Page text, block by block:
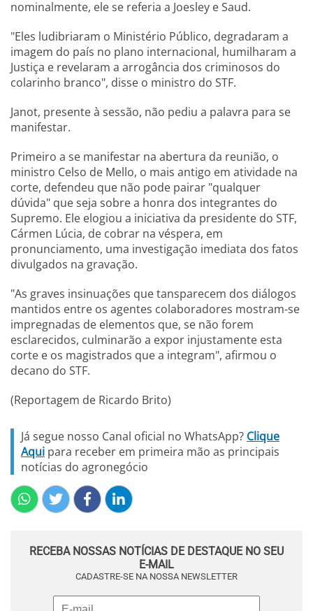
nominalmente, ele se referia a Joesley e Saud.
"Eles ludibriaram o Ministério Público, degradaram a
imagem do país no plano internacional, humilharam a
Justiça e revelaram a arrogância dos criminosos do
colarinho branco", disse o ministro do STF.
Janot, presente à sessão, não pediu a palavra para se
manifestar.
Primeiro a se manifestar na abertura da reunião, o
ministro Celso de Mello, o mais antigo em atividade na
corte, defendeu que não pode pairar "qualquer
dúvida" que seja sobre a honra dos integrantes do
Supremo. Ele elogiou a iniciativa da presidente do STF,
Cármen Lúcia, de cobrar na véspera, em
pronunciamento, uma investigação imediata dos fatos
divulgados na gravação.
"As graves insinuações que tansparecem dos diálogos
mantidos entre os agentes colaboradores mostram-se
impregnadas de elementos que, se não forem
esclarecidos, culminarão a expor injustamente esta
corte e os magistrados que a integram", afirmou o
decano do STF.
(Reportagem de Ricardo Brito)
Já segue nosso Canal oficial no WhatsApp? Clique
Aqui para receber em primeira mão as principais
notícias do agronegócio
RECEBA NOSSAS NOTÍCIAS DE DESTAQUE NO SEU
E-MAIL
CADASTRE-SE NA NOSSA NEWSLETTER